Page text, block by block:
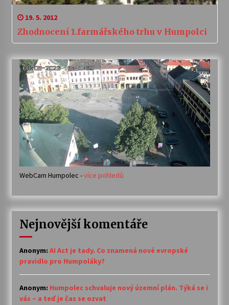
19. 5. 2012
Zhodnocení 1.farmářského trhu v Humpolci
WebCam Humpolec -více pohledů
Nejnovější komentáře
Anonym: AI Act je tady. Co znamená nové evropské
pravidlo pro Humpoláky?
Anonym: Humpolec schvaluje nový územní plán. Týká se i
vás – a teď je čas se ozvat